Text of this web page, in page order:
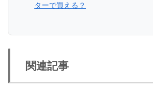
ターで買える？
関連記事